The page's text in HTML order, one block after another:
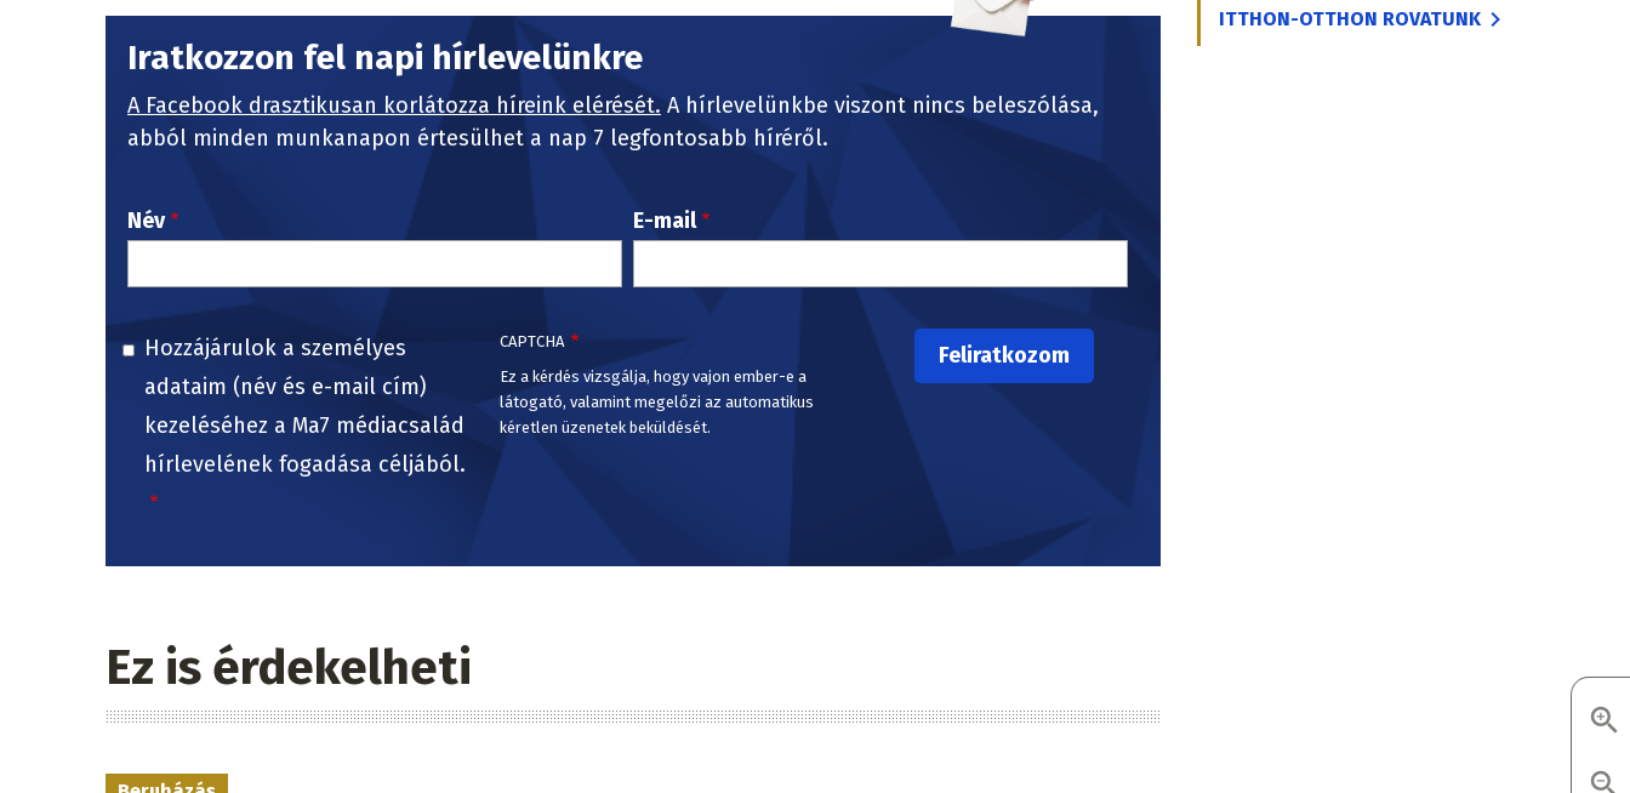
Iratkozzon fel napi hírlevelünkre
A Facebook drasztikusan korlátozza híreink elérését. A hírlevelünkbe viszont nincs beleszólása,
abból minden munkanapon értesülhet a nap 7 legfontosabb híréről.
Név E-mail
Hozzájárulok a személyes
adataim (név és e-mail cím)
kezeléséhez a Ma7 médiacsalád
hírlevelének fogadása céljából.
CAPTCHA
Ez a kérdés vizsgálja, hogy vajon ember-e a
látogató, valamint megelőzi az automatikus
kéretlen üzenetek beküldését.
Ez is érdekelheti
ITTHON-OTTHON ROVATUNK